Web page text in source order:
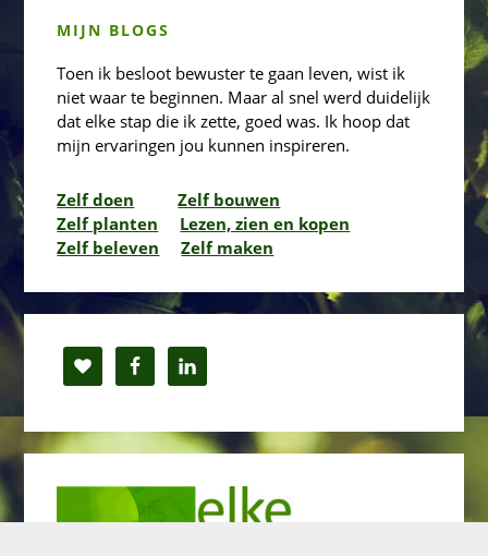
MIJN BLOGS
Toen ik besloot bewuster te gaan leven, wist ik
niet waar te beginnen. Maar al snel werd duidelijk
dat elke stap die ik zette, goed was. Ik hoop dat
mijn ervaringen jou kunnen inspireren.
Zelf doen
Zelf bouwen
Zelf planten
Lezen, zien en kopen
Zelf beleven
Zelf maken